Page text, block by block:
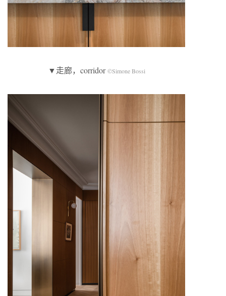
▼走廊，corridor©Simone Bossi